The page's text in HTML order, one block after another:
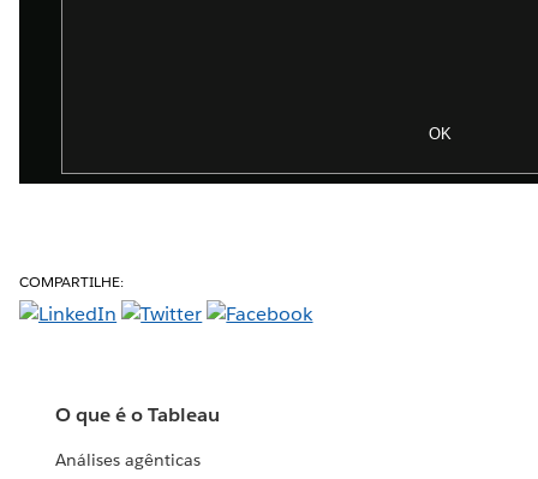
COMPARTILHE:
O que é o Tableau
Análises agênticas